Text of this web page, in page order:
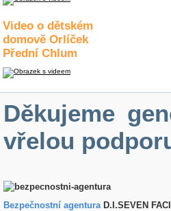
Video o dětském
domově Orlíček
Přední Chlum
Děkujeme
vřelou
Bezpečnostní agenturaD.I.SEVEN